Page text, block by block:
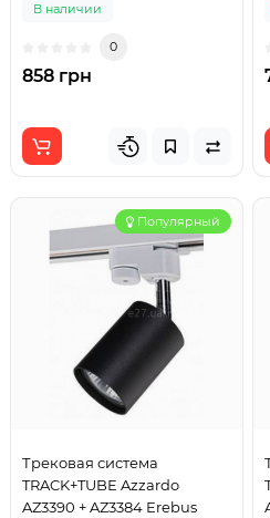
В наличии
0
858 грн
Популярный
Трековая система
TRACK+TUBE Azzardo
AZ3390 + AZ3384 Erebus